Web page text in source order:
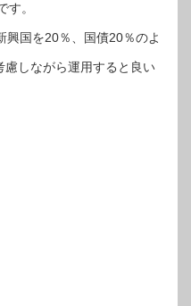
。
興国を20％、国債20％のよ
慮しながら運用すると良い